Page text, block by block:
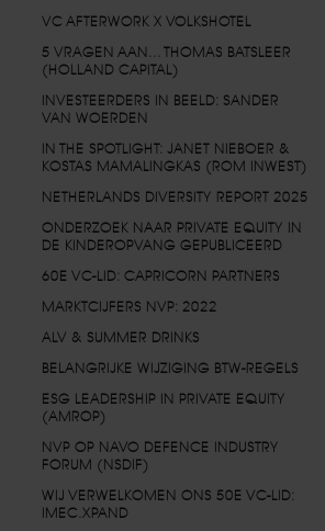
VC AFTERWORK X VOLKSHOTEL
5 VRAGEN AAN... THOMAS BATSLEER
(HOLLAND CAPITAL)
INVESTEERDERS IN BEELD: SANDER
VAN WOERDEN
IN THE SPOTLIGHT: JANET NIEBOER &
KOSTAS MAMALINGKAS (ROM INWEST)
NETHERLANDS DIVERSITY REPORT 2025
ONDERZOEK NAAR PRIVATE EQUITY IN
DE KINDEROPVANG GEPUBLICEERD
60E VC-LID: CAPRICORN PARTNERS
MARKTCIJFERS NVP: 2022
ALV & SUMMER DRINKS
BELANGRIJKE WIJZIGING BTW-REGELS
ESG LEADERSHIP IN PRIVATE EQUITY
(AMROP)
NVP OP NAVO DEFENCE INDUSTRY
FORUM (NSDIF)
WIJ VERWELKOMEN ONS 50E VC-LID:
IMEC.XPAND